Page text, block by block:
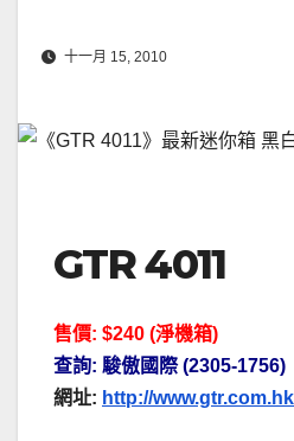
十一月 15, 2010
GTR 4011
售價: $240 (淨機箱)
查詢: 駿傲國際 (2305-1756)
網址: http://